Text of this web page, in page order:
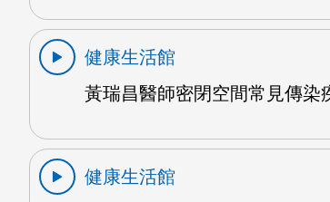
健康生活館
黃瑞昌醫師密閉空間常見傳染
健康生活館